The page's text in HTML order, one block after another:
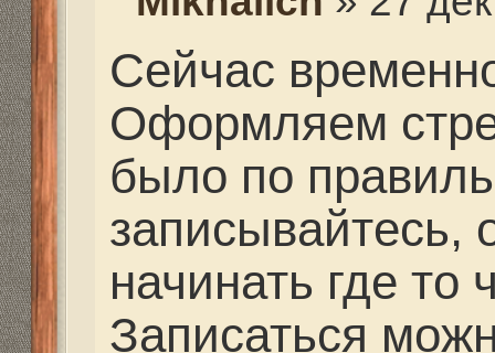
Последний раз
фев 2015, 14:44, всего
раз(а).
Re: Школа охотника
Михаил » 15 янв 2014,
Заочно можно
понимаю тренировки